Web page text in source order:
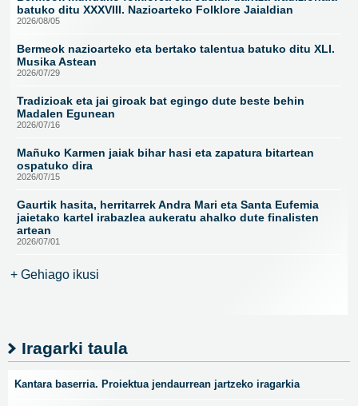
batuko ditu XXXVIII. Nazioarteko Folklore Jaialdian
2026/08/05
Bermeok nazioarteko eta bertako talentua batuko ditu XLI.
Musika Astean
2026/07/29
Tradizioak eta jai giroak bat egingo dute beste behin
Madalen Egunean
2026/07/16
Mañuko Karmen jaiak bihar hasi eta zapatura bitartean
ospatuko dira
2026/07/15
Gaurtik hasita, herritarrek Andra Mari eta Santa Eufemia
jaietako kartel irabazlea aukeratu ahalko dute finalisten
artean
2026/07/01
+ Gehiago ikusi
Iragarki taula
Kantara baserria. Proiektua jendaurrean jartzeko iragarkia